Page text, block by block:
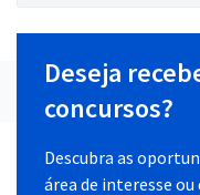
Deseja
concursos?
Descubra as
área de interesse